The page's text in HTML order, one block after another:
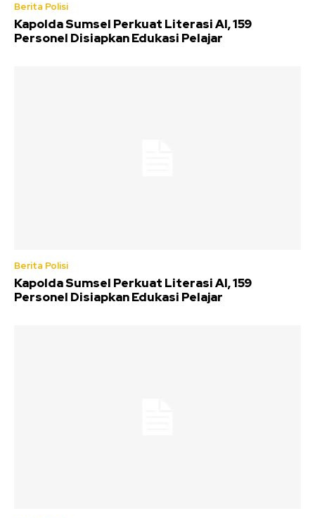
Berita Polisi
Kapolda Sumsel Perkuat Literasi AI, 159
Personel Disiapkan Edukasi Pelajar
Berita Polisi
Kapolda Sumsel Perkuat Literasi AI, 159
Personel Disiapkan Edukasi Pelajar